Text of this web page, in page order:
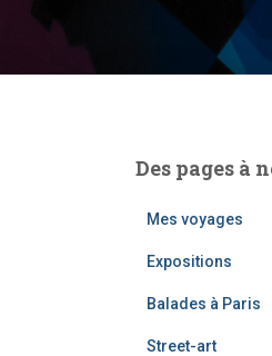
Des pages à
Mes voyages
Expositions
Balades à Paris
Street-art